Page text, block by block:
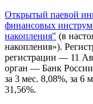
Открытый паевой
финансовых
накопления" (в
накопления»).
регистрации — 11
орган — Банк
за 3 мес. 8,08%, за 6
31,56%.